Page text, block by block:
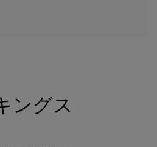
ングス